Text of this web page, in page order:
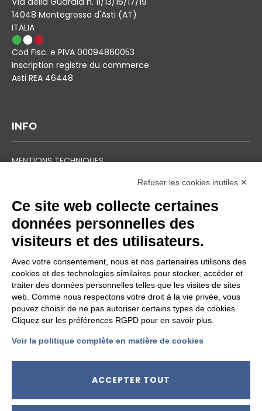
14048 Montegrosso d'Asti (AT)
ITALIA
Cod Fisc. e PIVA 00094860053
Inscription registre du commerce
Asti REA 46448
INFO
MENTIONS TECHNIQUES
INFORMATIONS DE CONFIDENTIALITÉ
MODIFIER LES PARAMÈTRES DES COOKIES
LE GROUPE
Refuser les cookies inutiles ✕
Ce site web collecte certaines
données personnelles des
visiteurs et des utilisateurs.
Avec votre consentement, nous et nos partenaires utilisons des
cookies et des technologies similaires pour stocker, accéder et
traiter des données personnelles telles que les visites de sites
web. Comme nous respectons votre droit à la vie privée, vous
pouvez choisir de ne pas autoriser certains types de cookies.
Cliquez sur les préférences RGPD pour en savoir plus.
Voir la politique complète en matière de cookies
ACCEPTER TOUT